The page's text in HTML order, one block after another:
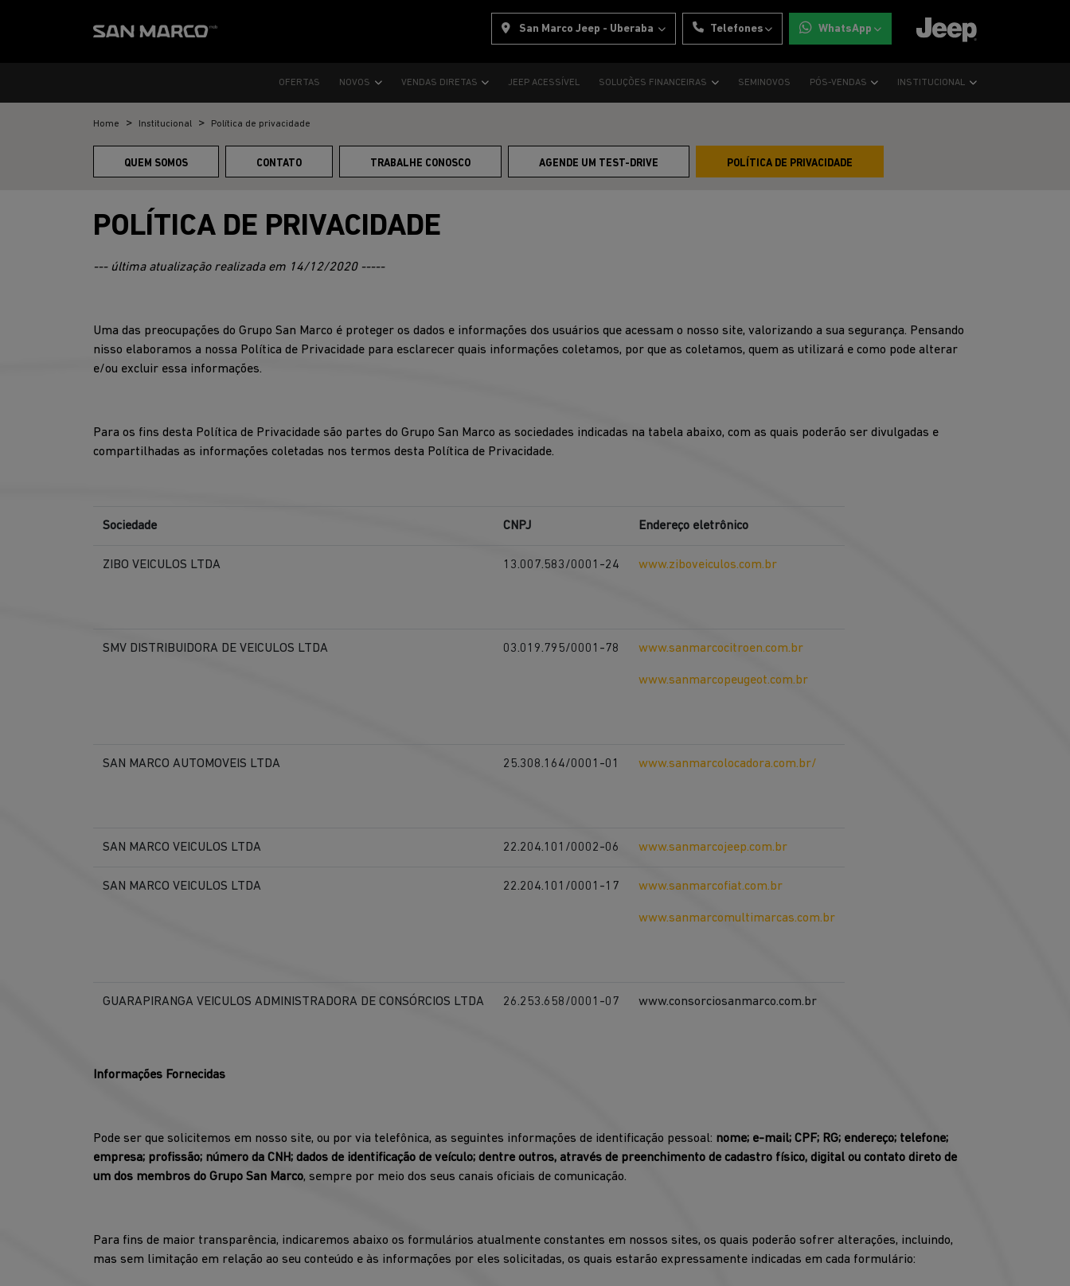
San Marco Jeep - Uberaba Telefones WhatsApp
OFERTAS NOVOS VENDAS DIRETAS JEEP ACESSÍVEL SOLUÇÕES FINANCEIRAS SEMINOVOS PÓS-VENDAS INSTITUCIONAL
Home Institucional Política de privacidade
QUEM SOMOS CONTATO TRABALHE CONOSCO AGENDE UM TEST-DRIVE POLÍTICA DE PRIVACIDADE
POLÍTICA DE PRIVACIDADE
--- última atualização realizada em 14/12/2020 -----
Uma das preocupações do Grupo San Marco é proteger os dados e informações dos usuários que acessam o nosso site, valorizando a sua segurança. Pensando
nisso elaboramos a nossa Política de Privacidade para esclarecer quais informações coletamos, por que as coletamos, quem as utilizará e como pode alterar
e/ou excluir essa informações.
Para os fins desta Política de Privacidade são partes do Grupo San Marco as sociedades indicadas na tabela abaixo, com as quais poderão ser divulgadas e
compartilhadas as informações coletadas nos termos desta Política de Privacidade.
Sociedade CNPJ Endereço eletrônico
ZIBO VEICULOS LTDA 13.007.583/0001-24 www.ziboveiculos.com.br
SMV DISTRIBUIDORA DE VEICULOS LTDA 03.019.795/0001-78 www.sanmarcocitroen.com.br
www.sanmarcopeugeot.com.br
SAN MARCO AUTOMOVEIS LTDA 25.308.164/0001-01 www.sanmarcolocadora.com.br/
SAN MARCO VEICULOS LTDA 22.204.101/0002-06 www.sanmarcojeep.com.br
SAN MARCO VEICULOS LTDA 22.204.101/0001-17 www.sanmarcofiat.com.br
www.sanmarcomultimarcas.com.br
GUARAPIRANGA VEICULOS ADMINISTRADORA DE CONSÓRCIOS LTDA 26.253.658/0001-07 www.consorciosanmarco.com.br
Informações Fornecidas
Pode ser que solicitemos em nosso site, ou por via telefônica, as seguintes informações de identificação pessoal: nome; e-mail; CPF; RG; endereço; telefone;
empresa; profissão; número da CNH; dados de identificação de veículo; dentre outros, através de preenchimento de cadastro físico, digital ou contato direto de
um dos membros do Grupo San Marco, sempre por meio dos seus canais oficiais de comunicação.
Para fins de maior transparência, indicaremos abaixo os formulários atualmente constantes em nossos sites, os quais poderão sofrer alterações, incluindo,
mas sem limitação em relação ao seu conteúdo e às informações por eles solicitadas, os quais estarão expressamente indicadas em cada formulário: